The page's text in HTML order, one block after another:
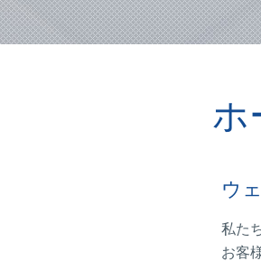
ホ
ウ
私た
お客